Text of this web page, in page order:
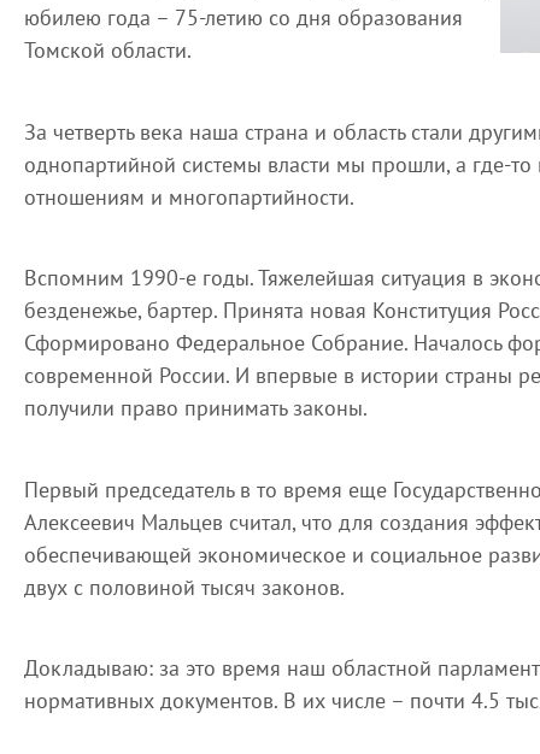
юбилею года – 75-летию со дня образования
Томской области.
За четверть века наша страна и область стали
однопартийной системы власти мы прошли, а где-
отношениям и многопартийности.
Вспомним 1990-е годы. Тяжелейшая ситуация в
безденежье, бартер. Принята новая Конституция
Сформировано Федеральное Собрание. Началось
современной России. И впервые в истории страны
получили право принимать законы.
Первый председатель в то время еще
Алексеевич Мальцев считал, что для создания
обеспечивающей экономическое и социальное
двух с половиной тысяч законов.
Докладываю: за это время наш областной
нормативных документов. В их числе – почти 4.5